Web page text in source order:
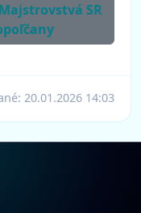
SR
20.01.2026 14:03